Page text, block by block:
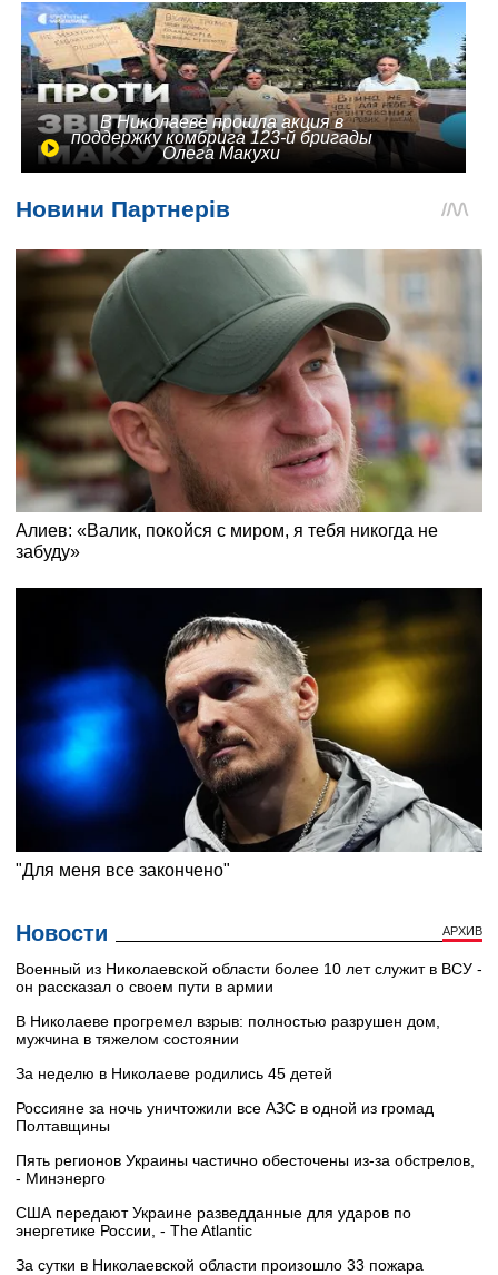
В Николаеве прошла акция в
поддержку комбрига 123-й бригады
Олега Макухи
Новости АРХИВ
Военный из Николаевской области более 10 лет служит в ВСУ -
он рассказал о своем пути в армии
В Николаеве прогремел взрыв: полностью разрушен дом,
мужчина в тяжелом состоянии
За неделю в Николаеве родились 45 детей
Россияне за ночь уничтожили все АЗС в одной из громад
Полтавщины
Пять регионов Украины частично обесточены из-за обстрелов,
- Минэнерго
США передают Украине разведданные для ударов по
энергетике России, - The Atlantic
За сутки в Николаевской области произошло 33 пожара